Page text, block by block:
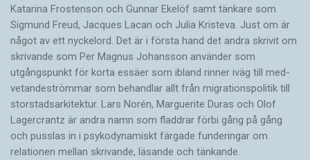
Katarina Frostenson och Gunnar Ekelöf samt tänkare som
Sigmund Freud, Jacques Lacan och Julia Kristeva. Just om är
något av ett nyckelord. Det är i första hand det andra skrivit om
skrivande som Per Magnus Johansson använder som
utgångspunkt för korta essäer som ibland rinner iväg till med­
vetandeströmmar som behandlar allt från migrationspolitik till
storstadsarkitektur. Lars Norén, Marguerite Duras och Olof
Lagercrantz är andra namn som fladdrar förbi gång på gång
och pusslas in i psykodynamiskt färgade funderingar om
relationen mellan skrivande, läsande och tänkande.